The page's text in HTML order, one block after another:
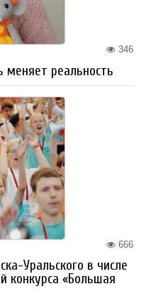
346
меняет реальность
666
Уральского в числе
конкурса «Большая